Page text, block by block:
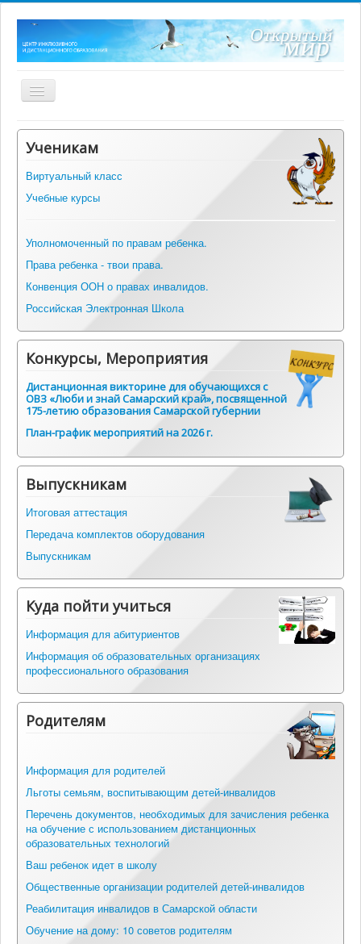
Включить/
выключить
Главная
О центре
Нормативные документы
Оборудование
Информация
Альманах инклюзивных практик
Контакты
Ученикам
Виртуальный класс
Учебные курсы
Уполномоченный по правам ребенка.
Права ребенка - твои права.
Конвенция ООН о правах инвалидов.
Российская Электронная Школа
Конкурсы, Мероприятия
Дистанционная викторине для обучающихся с
ОВЗ «Люби и знай Самарский край», посвященной
175-летию образования Самарской губернии
План-график мероприятий на 2026 г.
Выпускникам
Итоговая аттестация
Передача комплектов оборудования
Выпускникам
Куда пойти учиться
Информация для абитуриентов
Информация об образовательных организациях
профессионального образования
Родителям
Информация для родителей
Льготы семьям, воспитывающим детей-инвалидов
Перечень документов, необходимых для зачисления ребенка
на обучение с использованием дистанционных
образовательных технологий
Ваш ребенок идет в школу
Общественные организации родителей детей-инвалидов
Реабилитация инвалидов в Самарской области
Обучение на дому: 10 советов родителям